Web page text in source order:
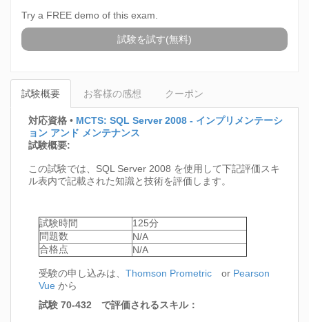
Try a FREE demo of this exam.
試験を試す(無料)
試験概要 お客様の感想 クーポン
対応資格 • MCTS: SQL Server 2008 - インプリメンテーシ
ョン アンド メンテナンス
試験概要:
この試験では、SQL Server 2008 を使用して下記評価スキ
ル表内で記載された知識と技術を評価します。
試験時間
125分
問題数
N/A
合格点
N/A
受験の申し込みは、 Thomson Prometric or Pearson
Vue から
試験 70-432 で評価されるスキル：